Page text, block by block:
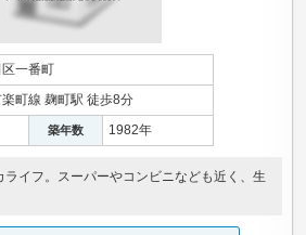
一番町
町線 麹町駅 徒歩8分
築年数 1982年
イフ。スーパーやコンビニなども近く、生